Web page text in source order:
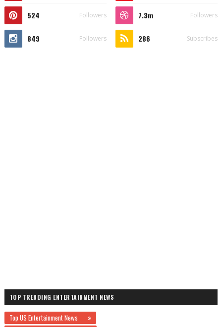
524 Followers 7.3m Followers
849 Followers 286 Subscribes
TOP TRENDING ENTERTAINMENT NEWS
Top US Entertainment News